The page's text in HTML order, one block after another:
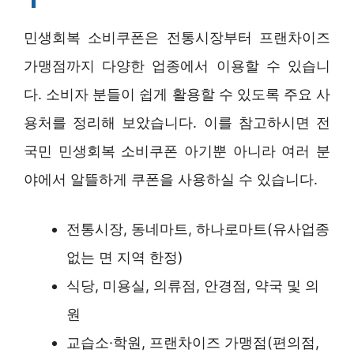
민생회복 소비쿠폰은 전통시장부터 프랜차이즈
가맹점까지 다양한 업종에서 이용할 수 있습니
다. 소비자 분들이 쉽게 활용할 수 있도록 주요 사
용처를 정리해 보았습니다. 이를 참고하시면 전
국민 민생회복 소비쿠폰 아기뿐 아니라 여러 분
야에서 알뜰하게 쿠폰을 사용하실 수 있습니다.
전통시장, 동네마트, 하나로마트(유사업종
없는 면 지역 한정)
식당, 미용실, 의류점, 안경점, 약국 및 의
원
교습소·학원, 프랜차이즈 가맹점(편의점,